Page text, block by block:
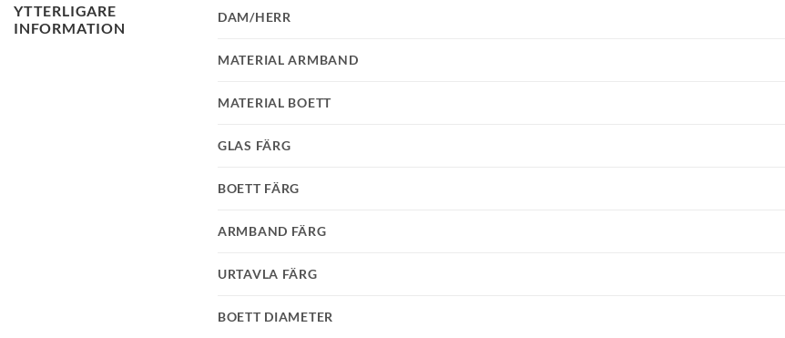
YTTERLIGARE
INFORMATION
DAM/HERR
MATERIAL ARMBAND
MATERIAL BOETT
GLAS FÄRG
BOETT FÄRG
ARMBAND FÄRG
URTAVLA FÄRG
BOETT DIAMETER